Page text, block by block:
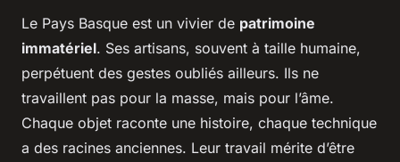
Le Pays Basque est un vivier de patrimoine
immatériel. Ses artisans, souvent à taille humaine,
perpétuent des gestes oubliés ailleurs. Ils ne
travaillent pas pour la masse, mais pour l’âme.
Chaque objet raconte une histoire, chaque technique
a des racines anciennes. Leur travail mérite d’être